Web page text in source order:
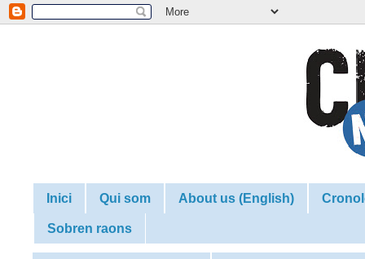
Inici Qui som About us (English)
Sobren raons